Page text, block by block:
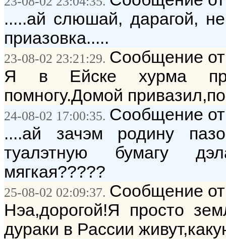
.....ай слюшай, дарагой,
приазовка.....
23-08-02 23:21:29. Сообщение
Я в Ейске хурма
помногу.Домой
24-08-02 17:00:35. Сообщение
....ай зачэм родину
туалэтную бумагу
мягкая?????
25-08-02 02:09:37. Сообщение
Нэа,дорогой!Я просто
дураки в Рассии